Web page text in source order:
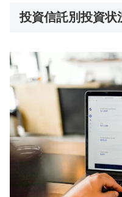
投資信託別投資状